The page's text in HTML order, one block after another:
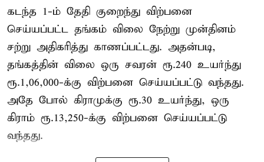
கடந்த 1-ம் தேதி குறைந்து விற்பனை
செய்யப்பட்ட தங்கம் விலை நேற்று முன்தினம்
சற்று அதிகரித்து காணப்பட்டது. அதன்படி,
தங்கத்தின் விலை ஒரு சவரன் ரூ.240 உயர்ந்து
ரூ.1,06,000-க்கு விற்பனை செய்யப்பட்டு வந்தது.
அதே போல் கிராமுக்கு ரூ.30 உயர்ந்து, ஒரு
கிராம் ரூ.13,250-க்கு விற்பனை செய்யப்பட்டு
வந்தது.